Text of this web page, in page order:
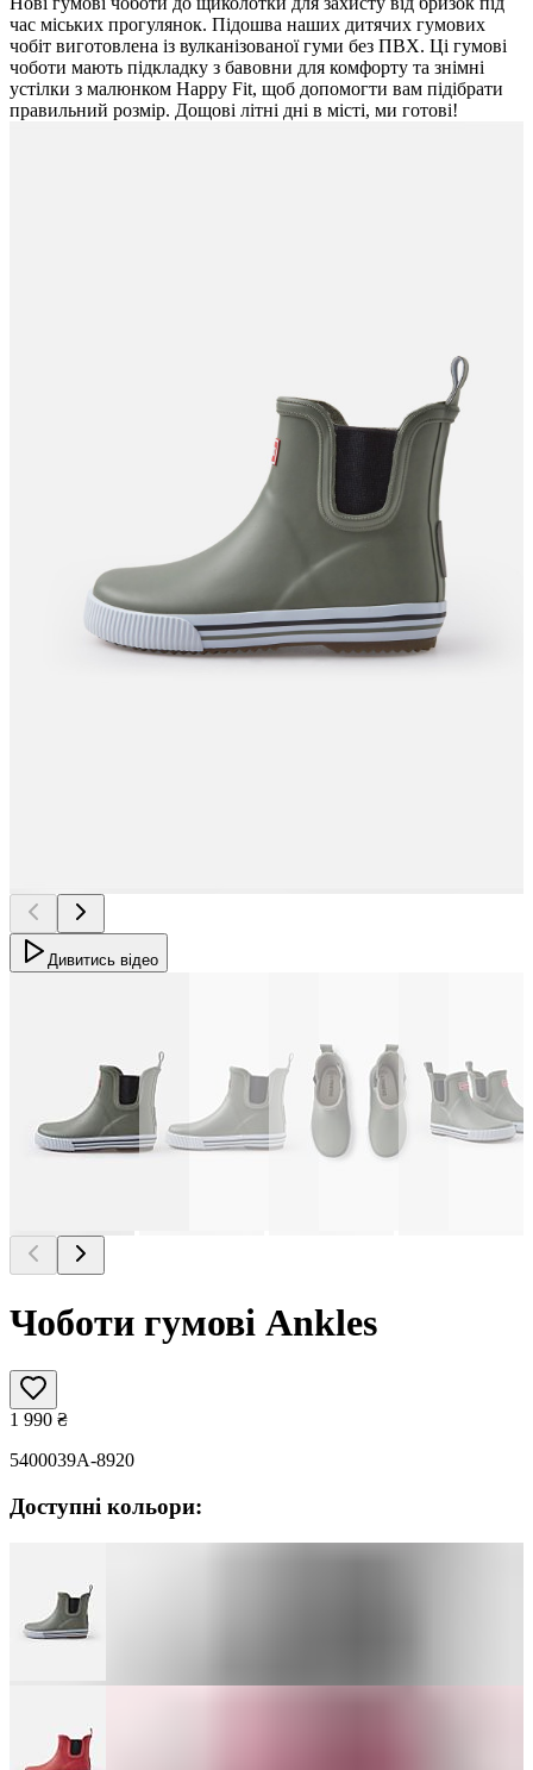
час міських прогулянок. Підошва наших дитячих гумових
чобіт виготовлена із вулканізованої гуми без ПВХ. Ці гумові
чоботи мають підкладку з бавовни для комфорту та знімні
устілки з малюнком Happy Fit, щоб допомогти вам підібрати
правильний розмір. Дощові літні дні в місті, ми готові!
Дивитись відео
Чоботи гумові Ankles
1 990 ₴
5400039A-8920
Доступні кольори: